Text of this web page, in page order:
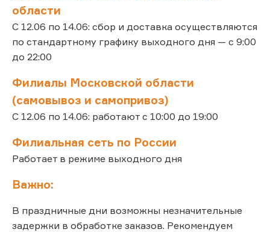
области
С 12.06 по 14.06: сбор и доставка осуществляются
по стандартному графику выходного дня — с 9:00
до 22:00
Филиалы Московской области
(самовывоз и самопривоз)
С 12.06 по 14.06: работают с 10:00 до 19:00
Филиальная сеть по России
Работает в режиме выходного дня
Важно:
В праздничные дни возможны незначительные
задержки в обработке заказов. Рекомендуем